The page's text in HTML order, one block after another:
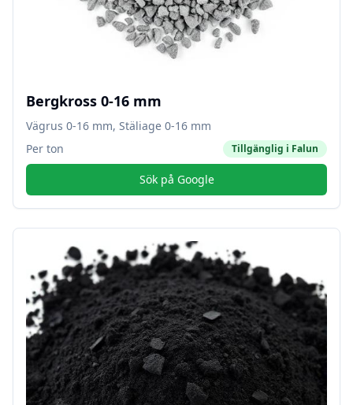
Bergkross 0-16 mm
Vägrus 0-16 mm, Stäliage 0-16 mm
Per ton
Tillgänglig i Falun
Sök på Google